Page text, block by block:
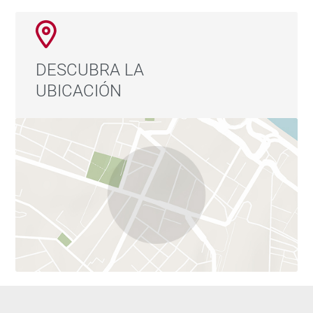
DESCUBRA LA
UBICACIÓN